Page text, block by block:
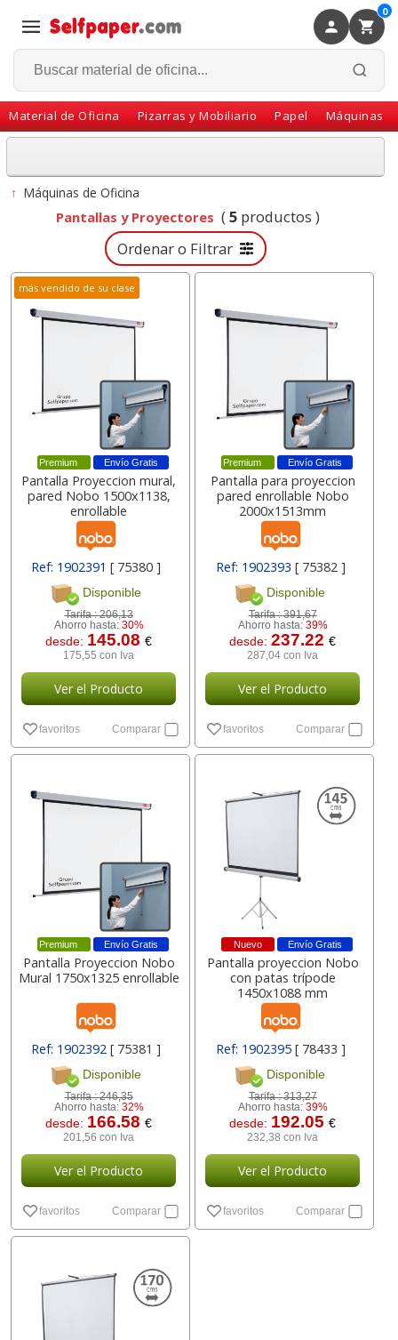
0
Material de Oficina Pizarras y Mobiliario Papel Máquinas
Volver
↑Máquinas de Oficina
Pantallas y Proyectores (5productos )
Ordenar o Filtrar
más vendido de su clase
Envío Gratis
Premium
Pantalla Proyeccion mural,
pared Nobo 1500x1138,
enrollable
Ref: 1902391[ 75380 ]
Disponible
Tarifa :206,13
Ahorro hasta: 30%
desde: 145.08€
175,55 con Iva
Ver el Producto
favoritos Comparar
Envío Gratis
Premium
Pantalla para proyeccion
pared enrollable Nobo
2000x1513mm
Ref: 1902393 [ 75382 ]
Disponible
Tarifa :391,67
Ahorro hasta: 39%
desde:237.22€
287,04 con Iva
Ver el Producto
favoritos Comparar
Envío Gratis
Premium
Pantalla Proyeccion Nobo
Mural 1750x1325 enrollable
Ref: 1902392[ 75381 ]
Disponible
Tarifa :246,35
Ahorro hasta: 32%
desde: 166.58€
201,56 con Iva
Ver el Producto
favoritos Comparar
Envío Gratis
Nuevo
Pantalla proyeccion Nobo
con patas trípode
1450x1088 mm
Ref: 1902395 [ 78433 ]
Disponible
Tarifa :313,27
Ahorro hasta: 39%
desde: 192.05€
232,38 con Iva
Ver el Producto
favoritos Comparar